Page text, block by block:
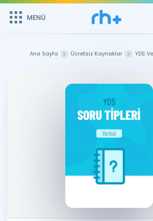
MENÜ
Şifremi Hatırlamıyorum
GİRİŞ YAP
ÜYE DEĞİLİM
Remzi Hoca ile seni sınava hazırlayacak
bekliyor!
MENÜ
Çalışma Paketleri
Kitaplar ve Kaynaklar
Ücretsiz Kaynaklar
İngilizce
Ana Sayfa Ücretsiz Kaynaklar YDS